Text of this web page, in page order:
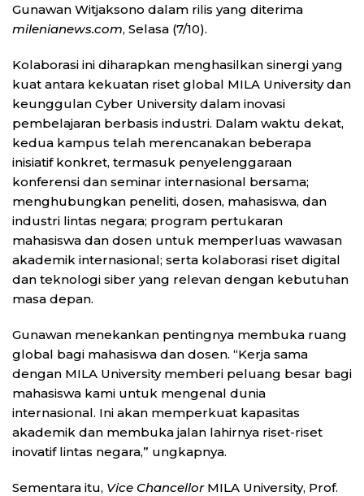
Gunawan Witjaksono dalam rilis yang diterima
milenianews.com, Selasa (7/10).
Kolaborasi ini diharapkan menghasilkan sinergi yang
kuat antara kekuatan riset global MILA University dan
keunggulan Cyber University dalam inovasi
pembelajaran berbasis industri. Dalam waktu dekat,
kedua kampus telah merencanakan beberapa
inisiatif konkret, termasuk penyelenggaraan
konferensi dan seminar internasional bersama;
menghubungkan peneliti, dosen, mahasiswa, dan
industri lintas negara; program pertukaran
mahasiswa dan dosen untuk memperluas wawasan
akademik internasional; serta kolaborasi riset digital
dan teknologi siber yang relevan dengan kebutuhan
masa depan.
Gunawan menekankan pentingnya membuka ruang
global bagi mahasiswa dan dosen. “Kerja sama
dengan MILA University memberi peluang besar bagi
mahasiswa kami untuk mengenal dunia
internasional. Ini akan memperkuat kapasitas
akademik dan membuka jalan lahirnya riset-riset
inovatif lintas negara,” ungkapnya.
Sementara itu, Vice ChancellorMILA University, Prof.